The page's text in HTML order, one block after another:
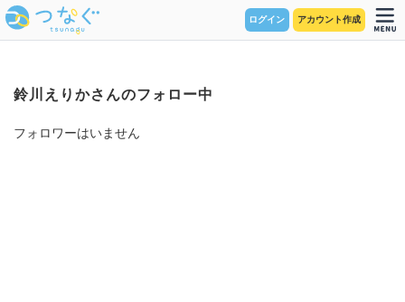
ログイン アカウント作成
鈴川えりかさんのフォロー中
フォロワーはいません